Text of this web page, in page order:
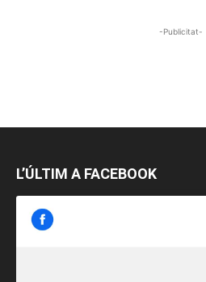
-Publicitat-
L’ÚLTIM A FACEBOOK